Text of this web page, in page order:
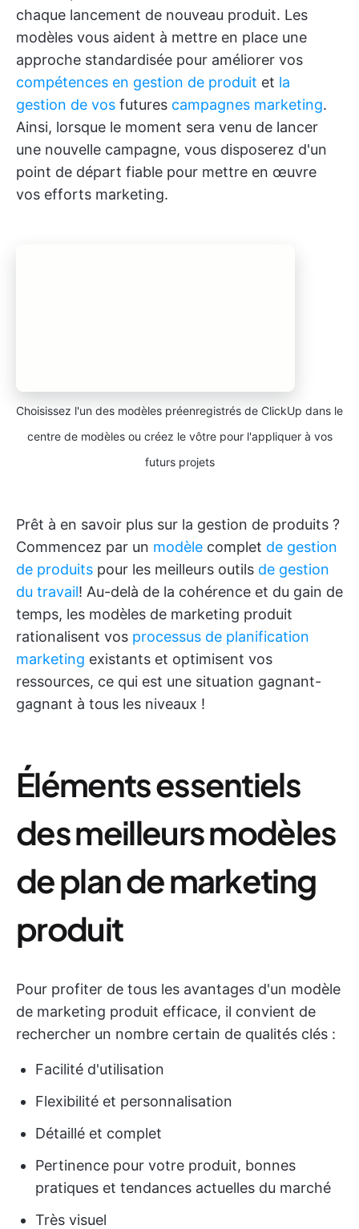
chaque lancement de nouveau produit. Les
modèles vous aident à mettre en place une
approche standardisée pour améliorer vos
compétences en gestion de produit et la
gestion de vos futures campagnes marketing.
Ainsi, lorsque le moment sera venu de lancer
une nouvelle campagne, vous disposerez d'un
point de départ fiable pour mettre en œuvre
vos efforts marketing.
Choisissez l'un des modèles préenregistrés de ClickUp dans le
centre de modèles ou créez le vôtre pour l'appliquer à vos
futurs projets
Prêt à en savoir plus sur la gestion de produits ?
Commencez par un modèle complet de gestion
de produits pour les meilleurs outils de gestion
du travail! Au-delà de la cohérence et du gain de
temps, les modèles de marketing produit
rationalisent vos processus de planification
marketing existants et optimisent vos
ressources, ce qui est une situation gagnant-
gagnant à tous les niveaux !
Éléments essentiels
des meilleurs modèles
de plan de marketing
produit
Pour profiter de tous les avantages d'un modèle
de marketing produit efficace, il convient de
rechercher un nombre certain de qualités clés :
Facilité d'utilisation
Flexibilité et personnalisation
Détaillé et complet
Pertinence pour votre produit, bonnes
pratiques et tendances actuelles du marché
Très visuel